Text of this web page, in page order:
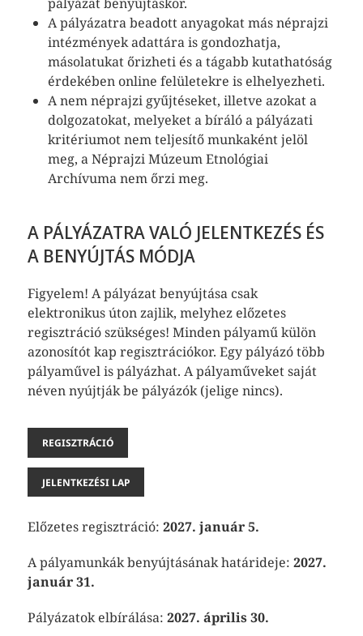
pályázat benyújtáskor.
A pályázatra beadott anyagokat más néprajzi
intézmények adattára is gondozhatja,
másolatukat őrizheti és a tágabb kutathatóság
érdekében online felületekre is elhelyezheti.
A nem néprajzi gyűjtéseket, illetve azokat a
dolgozatokat, melyeket a bíráló a pályázati
kritériumot nem teljesítő munkaként jelöl
meg, a Néprajzi Múzeum Etnológiai
Archívuma nem őrzi meg.
A PÁLYÁZATRA VALÓ JELENTKEZÉS ÉS
A BENYÚJTÁS MÓDJA
Figyelem! A pályázat benyújtása csak
elektronikus úton zajlik, melyhez előzetes
regisztráció szükséges! Minden pályamű külön
azonosítót kap regisztrációkor. Egy pályázó több
pályaművel is pályázhat. A pályaműveket saját
néven nyújtják be pályázók (jelige nincs).
REGISZTRÁCIÓ
JELENTKEZÉSI LAP
Előzetes regisztráció:2027. január 5.
A pályamunkák benyújtásának határideje:2027.
január 31.
Pályázatok elbírálása:2027. április 30.